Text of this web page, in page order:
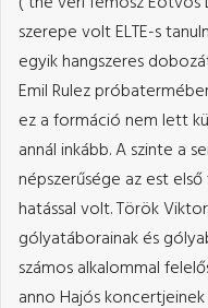
szerepe volt ELTE-s
egyik hangszeres
Emil Rulez
ez a formáció nem lett
annál inkább. A szinte a
népszerűsége az est
hatással volt. Török
gólyatáborainak és
számos alkalommal
anno Hajós